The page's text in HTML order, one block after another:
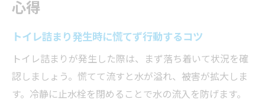
心得
トイレ詰まり発生時に慌てず行動するコツ
トイレ詰まりが発生した際は、まず落ち着いて状況を確
認しましょう。慌てて流すと水が溢れ、被害が拡大しま
す。冷静に止水栓を閉めることで水の流入を防げます。